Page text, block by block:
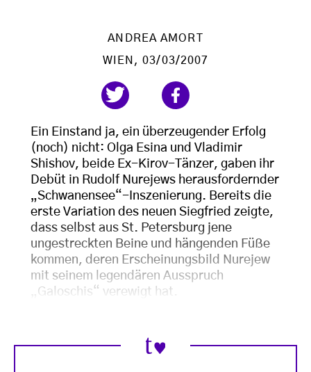
ANDREA AMORT
WIEN , 03/03/2007
Ein Einstand ja, ein überzeugender Erfolg
(noch) nicht: Olga Esina und Vladimir
Shishov, beide Ex-Kirov-Tänzer, gaben ihr
Debüt in Rudolf Nurejews herausfordernder
„Schwanensee“-Inszenierung. Bereits die
erste Variation des neuen Siegfried zeigte,
dass selbst aus St. Petersburg jene
ungestreckten Beine und hängenden Füße
kommen, deren Erscheinungsbild Nurejew
mit seinem legendären Ausspruch
„Galoschis“ verewigt hat.